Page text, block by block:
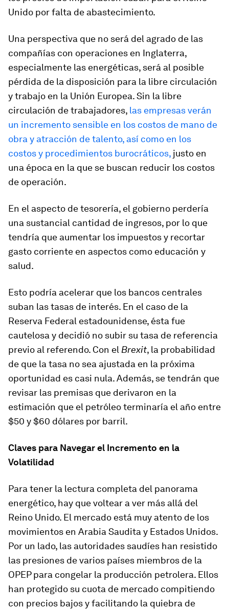
Unido por falta de abastecimiento.
Una perspectiva que no será del agrado de las
compañías con operaciones en Inglaterra,
especialmente las energéticas, será al posible
pérdida de la disposición para la libre circulación
y trabajo en la Unión Europea. Sin la libre
circulación de trabajadores, las empresas verán
un incremento sensible en los costos de mano de
obra y atracción de talento, así como en los
costos y procedimientos burocráticos, justo en
una época en la que se buscan reducir los costos
de operación.
En el aspecto de tesorería, el gobierno perdería
una sustancial cantidad de ingresos, por lo que
tendría que aumentar los impuestos y recortar
gasto corriente en aspectos como educación y
salud.
Esto podría acelerar que los bancos centrales
suban las tasas de interés. En el caso de la
Reserva Federal estadounidense, ésta fue
cautelosa y decidió no subir su tasa de referencia
previo al referendo. Con el Brexit, la probabilidad
de que la tasa no sea ajustada en la próxima
oportunidad es casi nula. Además, se tendrán que
revisar las premisas que derivaron en la
estimación que el petróleo terminaría el año entre
$50 y $60 dólares por barril.
Claves para Navegar el Incremento en la
Volatilidad
Para tener la lectura completa del panorama
energético, hay que voltear a ver más allá del
Reino Unido. El mercado está muy atento de los
movimientos en Arabia Saudita y Estados Unidos.
Por un lado, las autoridades saudíes han resistido
las presiones de varios países miembros de la
OPEP para congelar la producción petrolera. Ellos
han protegido su cuota de mercado compitiendo
con precios bajos y facilitando la quiebra de